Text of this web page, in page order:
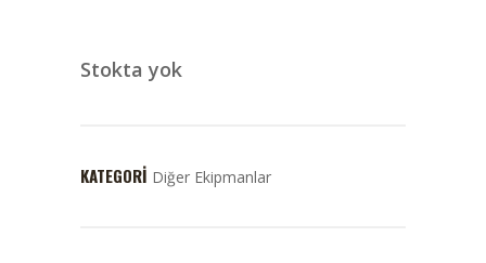
Stokta yok
KATEGORI Diğer Ekipmanlar